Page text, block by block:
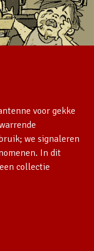
voor gekke
we signaleren
In dit
collectie